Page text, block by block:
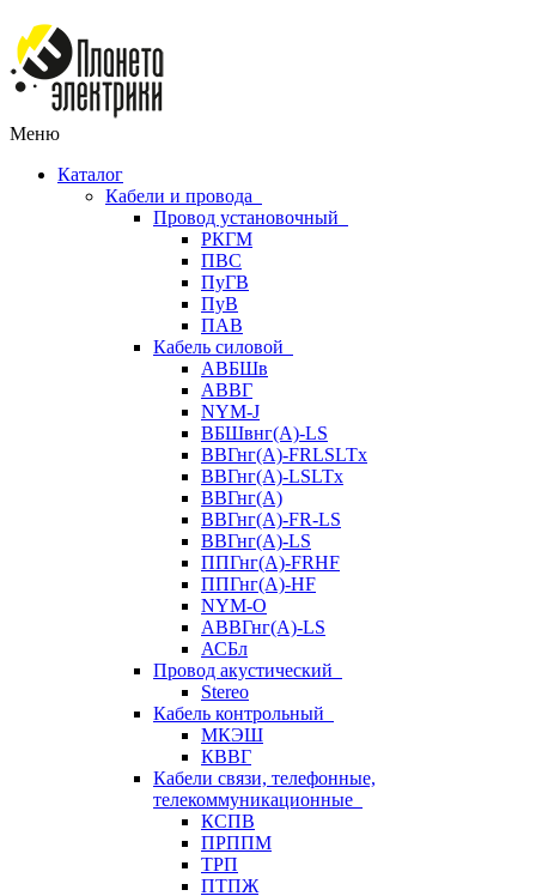
Меню
Каталог
Кабели и провода
Провод установочный
РКГМ
ПВС
ПуГВ
ПуВ
ПАВ
Кабель силовой
АВБШв
АВВГ
NYM-J
ВБШвнг(А)-LS
ВВГнг(A)-FRLSLTx
ВВГнг(A)-LSLTx
ВВГнг(А)
ВВГнг(А)-FR-LS
ВВГнг(А)-LS
ППГнг(А)-FRHF
ППГнг(А)-HF
NYM-O
АВВГнг(А)-LS
АСБл
Провод акустический
Stereo
Кабель контрольный
МКЭШ
КВВГ
Кабели связи, телефонные,
телекоммуникационные
КСПВ
ПРППМ
ТРП
ПТПЖ